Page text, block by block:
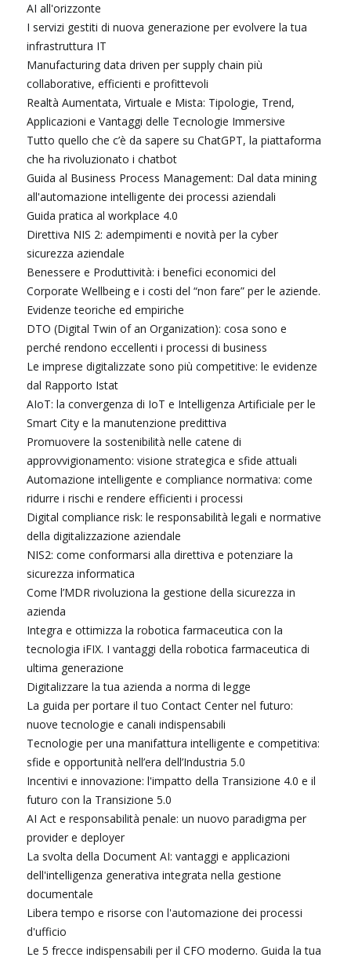
AI all'orizzonte
I servizi gestiti di nuova generazione per evolvere la tua
infrastruttura IT
Manufacturing data driven per supply chain più
collaborative, efficienti e profittevoli
Realtà Aumentata, Virtuale e Mista: Tipologie, Trend,
Applicazioni e Vantaggi delle Tecnologie Immersive
Tutto quello che c’è da sapere su ChatGPT, la piattaforma
che ha rivoluzionato i chatbot
Guida al Business Process Management: Dal data mining
all'automazione intelligente dei processi aziendali
Guida pratica al workplace 4.0
Direttiva NIS 2: adempimenti e novità per la cyber
sicurezza aziendale
Benessere e Produttività: i benefici economici del
Corporate Wellbeing e i costi del “non fare” per le aziende.
Evidenze teoriche ed empiriche
DTO (Digital Twin of an Organization): cosa sono e
perché rendono eccellenti i processi di business
Le imprese digitalizzate sono più competitive: le evidenze
dal Rapporto Istat
AIoT: la convergenza di IoT e Intelligenza Artificiale per le
Smart City e la manutenzione predittiva
Promuovere la sostenibilità nelle catene di
approvvigionamento: visione strategica e sfide attuali
Automazione intelligente e compliance normativa: come
ridurre i rischi e rendere efficienti i processi
Digital compliance risk: le responsabilità legali e normative
della digitalizzazione aziendale
NIS2: come conformarsi alla direttiva e potenziare la
sicurezza informatica
Come l’MDR rivoluziona la gestione della sicurezza in
azienda
Integra e ottimizza la robotica farmaceutica con la
tecnologia iFIX. I vantaggi della robotica farmaceutica di
ultima generazione
Digitalizzare la tua azienda a norma di legge
La guida per portare il tuo Contact Center nel futuro:
nuove tecnologie e canali indispensabili
Tecnologie per una manifattura intelligente e competitiva:
sfide e opportunità nell’era dell’Industria 5.0
Incentivi e innovazione: l'impatto della Transizione 4.0 e il
futuro con la Transizione 5.0
AI Act e responsabilità penale: un nuovo paradigma per
provider e deployer
La svolta della Document AI: vantaggi e applicazioni
dell'intelligenza generativa integrata nella gestione
documentale
Libera tempo e risorse con l'automazione dei processi
d'ufficio
Le 5 frecce indispensabili per il CFO moderno. Guida la tua